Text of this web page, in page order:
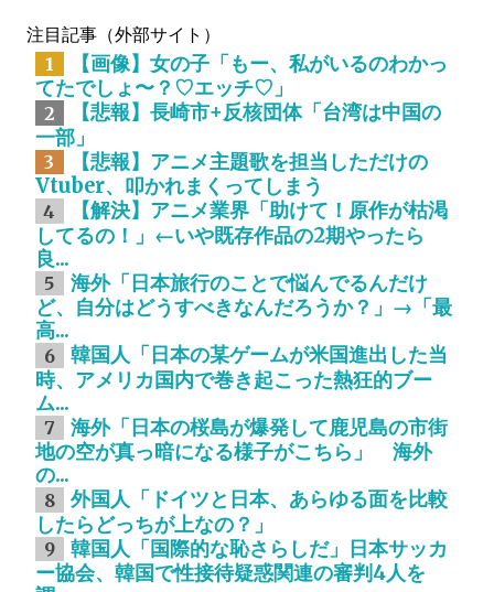
注目記事（外部サイト）
1
【画像】女の子「もー、私がいるのわかっ
てたでしょ〜？♡エッチ♡」
2
【悲報】長崎市+反核団体「台湾は中国の
一部」
3
【悲報】アニメ主題歌を担当しただけの
Vtuber、叩かれまくってしまう
4
【解決】アニメ業界「助けて！原作が枯渇
してるの！」←いや既存作品の2期やったら
良...
5
海外「日本旅行のことで悩んでるんだけ
ど、自分はどうすべきなんだろうか？」→「最
高...
6
韓国人「日本の某ゲームが米国進出した当
時、アメリカ国内で巻き起こった熱狂的ブー
ム...
7
海外「日本の桜島が爆発して鹿児島の市街
地の空が真っ暗になる様子がこちら」 海外
の...
8
外国人「ドイツと日本、あらゆる面を比較
したらどっちが上なの？」
9
韓国人「国際的な恥さらしだ」日本サッカ
ー協会、韓国で性接待疑惑関連の審判4人を